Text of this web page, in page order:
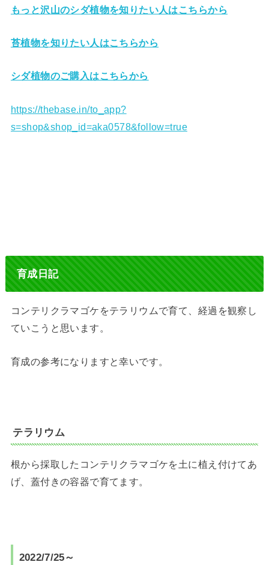
もっと沢山のシダ植物を知りたい人はこちらから
苔植物を知りたい人はこちらから
シダ植物のご購入はこちらから
https://thebase.in/to_app?
s=shop&shop_id=aka0578&follow=true
育成日記
コンテリクラマゴケをテラリウムで育て、経過を観察し
ていこうと思います。
育成の参考になりますと幸いです。
テラリウム
根から採取したコンテリクラマゴケを土に植え付けてあ
げ、蓋付きの容器で育てます。
2022/7/25～